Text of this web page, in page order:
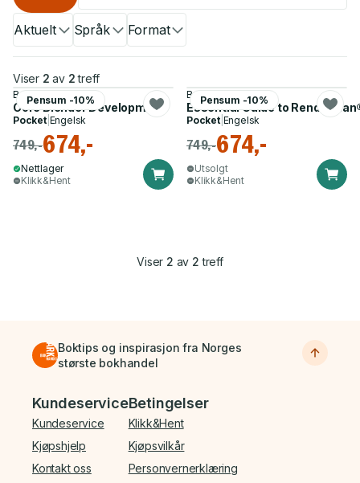
Aktuelt Språk Format
Viser 2 av 2 treff
Pensum -10%
Brad E. Hollister
Core Blender Development
Pocket| Engelsk
749,-674,-
Nettlager
Klikk&Hent
Pensum -10%
Brad E. Hollister
Essential Guide to
Pocket| Engelsk
749,-674,-
Utsolgt
Klikk&Hent
Viser 2 av 2 treff
Boktips og inspirasjon fra Norges
største bokhandel
Bunnmeny
Kundeservice
Kundeservice
Kjøpshjelp
Kontakt oss
Betingelser
Klikk&Hent
Kjøpsvilkår
Personvernerklæring